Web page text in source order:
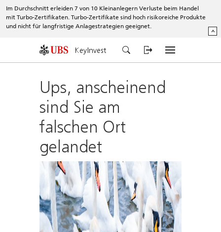
Im Durchschnitt erleiden 7 von 10 Kleinanlegern Verluste beim Handel
mit Turbo-Zertifikaten. Turbo-Zertifikate sind hoch risikoreiche Produkte
und nicht für langfristige Anlagestrategien geeignet.
^
KeyInvest
Ups, anscheinend
sind Sie am
falschen Ort
gelandet